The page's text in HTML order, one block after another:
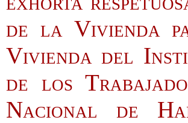
de la Vivienda
Vivienda del
de los
Nacional de